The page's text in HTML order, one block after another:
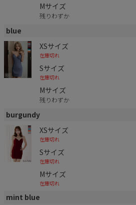
Mサイズ
残りわずか
blue
XSサイズ
在庫切れ
Sサイズ
在庫切れ
Mサイズ
残りわずか
burgundy
XSサイズ
在庫切れ
Sサイズ
在庫切れ
Mサイズ
在庫切れ
mint blue